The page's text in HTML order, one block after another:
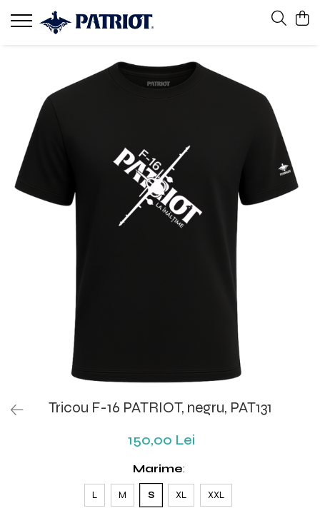
Tricou F-16 PATRIOT, negru, PAT131
150,00 Lei
Marime:
L M S XL XXL